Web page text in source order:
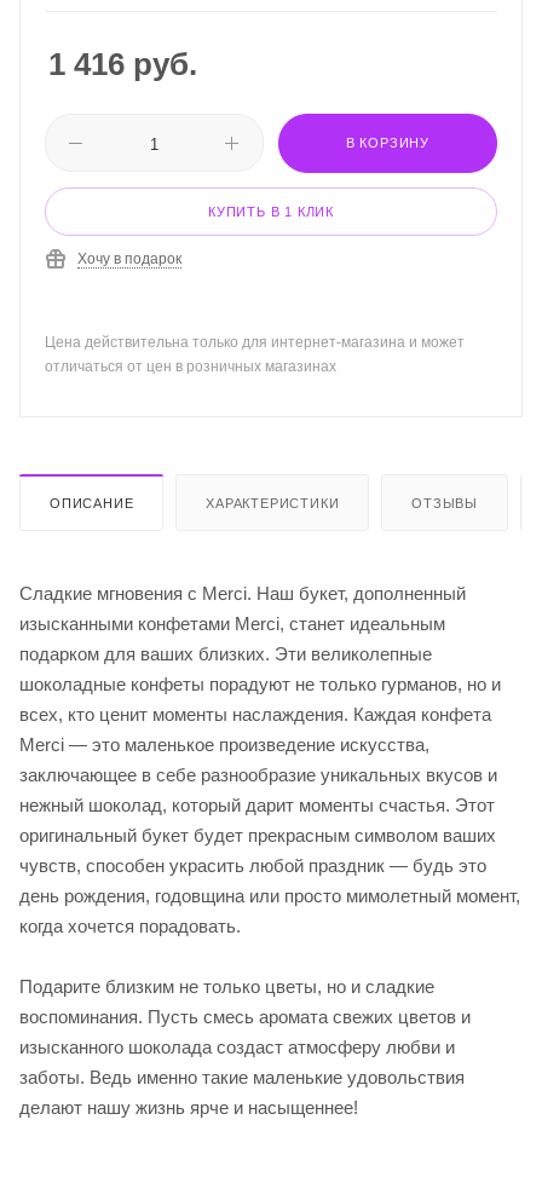
1 416 руб.
В КОРЗИНУ
КУПИТЬ В 1 КЛИК
Хочу в подарок
Цена действительна только для интернет-магазина и может
отличаться от цен в розничных магазинах
ОПИСАНИЕ ХАРАКТЕРИСТИКИ ОТЗЫВЫ
Сладкие мгновения с Merci. Наш букет, дополненный
изысканными конфетами Merci, станет идеальным
подарком для ваших близких. Эти великолепные
шоколадные конфеты порадуют не только гурманов, но и
всех, кто ценит моменты наслаждения. Каждая конфета
Merci — это маленькое произведение искусства,
заключающее в себе разнообразие уникальных вкусов и
нежный шоколад, который дарит моменты счастья. Этот
оригинальный букет будет прекрасным символом ваших
чувств, способен украсить любой праздник — будь это
день рождения, годовщина или просто мимолетный момент,
когда хочется порадовать.
Подарите близким не только цветы, но и сладкие
воспоминания. Пусть смесь аромата свежих цветов и
изысканного шоколада создаст атмосферу любви и
заботы. Ведь именно такие маленькие удовольствия
делают нашу жизнь ярче и насыщеннее!